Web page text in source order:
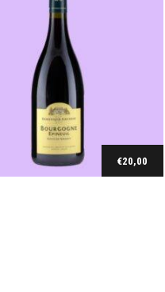
€20,00